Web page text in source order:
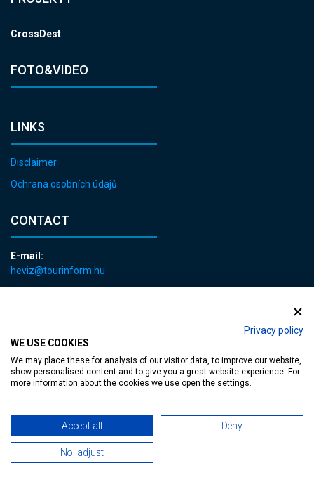
Privacy policy
WE USE COOKIES
We may place these for analysis of our visitor data, to improve our website,
show personalised content and to give you a great website experience. For
more information about the cookies we use open the settings.
Accept all Deny
No, adjust
CrossDest
FOTO&VIDEO
LINKS
Disclaimer
Ochrana osobních údajů
CONTACT
E-mail:
heviz@tourinform.hu
MediaGum|Cookie renewals